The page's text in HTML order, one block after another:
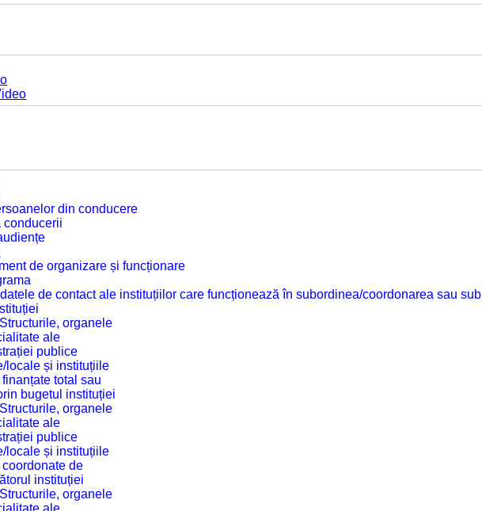
din conducere
conducerii
de organizare și funcționare
de contact ale instituțiilor care funcționează în subordinea/coordonarea sau sub
organele
ale
publice
locale și instituțiile
total sau
bugetul instituției
organele
ale
publice
locale și instituțiile
de
instituției
organele
ale